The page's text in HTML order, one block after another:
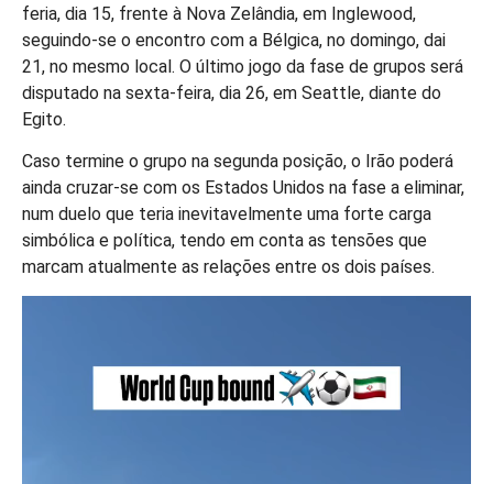
feria, dia 15, frente à Nova Zelândia, em Inglewood,
seguindo-se o encontro com a Bélgica, no domingo, dai
21, no mesmo local. O último jogo da fase de grupos será
disputado na sexta-feira, dia 26, em Seattle, diante do
Egito.
Caso termine o grupo na segunda posição, o Irão poderá
ainda cruzar-se com os Estados Unidos na fase a eliminar,
num duelo que teria inevitavelmente uma forte carga
simbólica e política, tendo em conta as tensões que
marcam atualmente as relações entre os dois países.